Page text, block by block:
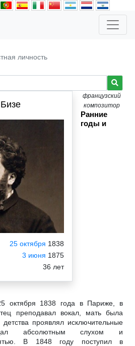
личность
25 октября 1838
3 июня 1875
36 лет
французский
композитор
Ранние
годы и
октября 1838 года в Париже, в
преподавал вокал, мать была
проявлял исключительные
абсолютным слухом и
В 1848 году поступил в